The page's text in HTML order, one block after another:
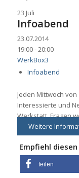
23 Juli
Infoabend
23.07.2014
19:00 - 20:00
WerkBox3
Infoabend
Jeden Mittwoch
Interessierte und
Werkstatt, Fragen
Weitere
Empfiehl
teilen